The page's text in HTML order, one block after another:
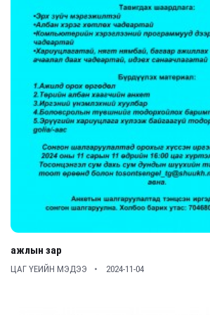
ажлын зар
ЦАГ ҮЕИЙН МЭДЭЭ 2024-11-04